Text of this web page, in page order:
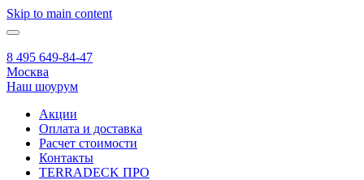
Skip to main content
8 495 649-84-47
Москва
Наш шоурум
Акции
Оплата и доставка
Расчет стоимости
Контакты
TERRADECK ПРО